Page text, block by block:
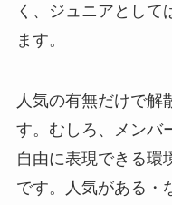
く、ジュニアとして
ます。
人気の有無だけで解
す。むしろ、メンバ
自由に表現できる環
です。人気がある・